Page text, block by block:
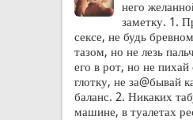
него
заметку. 1.
сексе, не будь
тазом, но не лезь
его в рот, но не пихай
глотку, не за@бывай
баланс. 2. Никаких
машине, в туалетах